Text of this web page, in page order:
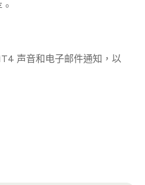
声音和电子邮件通知，以